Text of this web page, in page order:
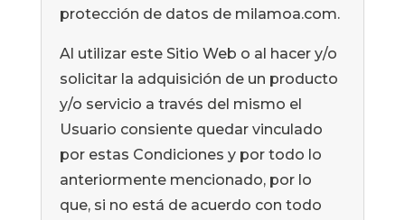
protección de datos de milamoa.com.
Al utilizar este Sitio Web o al hacer y/o
solicitar la adquisición de un producto
y/o servicio a través del mismo el
Usuario consiente quedar vinculado
por estas Condiciones y por todo lo
anteriormente mencionado, por lo
que, si no está de acuerdo con todo